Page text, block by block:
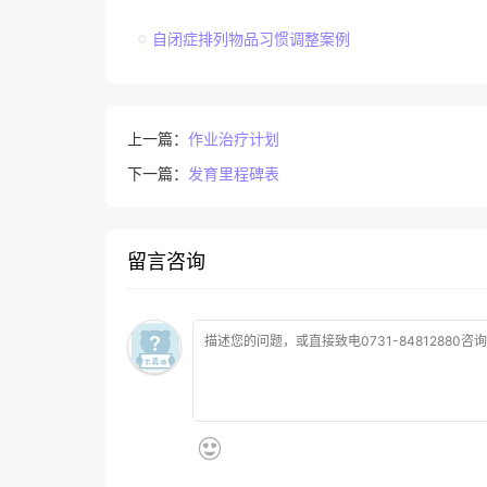
自闭症排列物品习惯调整案例
上一篇： 作业治疗计划
下一篇： 发育里程碑表
留言咨询